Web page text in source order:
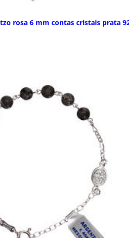
rosa 6 mm contas cristais prata